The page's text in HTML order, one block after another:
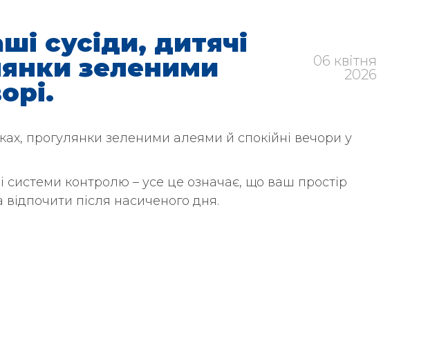
сусіди, дитячі
зеленими
06 квітня
2026
прогулянки зеленими алеями й спокійні вечори у
системи контролю – усе це означає, що ваш простір
після насиченого дня.